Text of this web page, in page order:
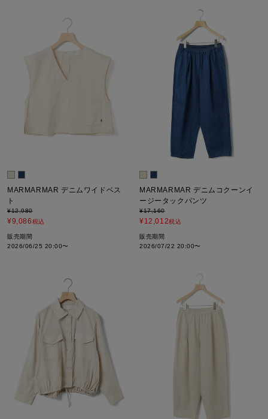
MARMARMAR デニムワイドベス
ト
¥12,980
¥9,086税込
販売期間
2026/06/25 20:00〜
MARMARMAR デニムコクーンイ
ージータックパンツ
¥17,160
¥12,012税込
販売期間
2026/07/22 20:00〜